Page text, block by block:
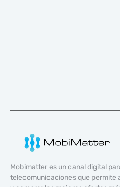
Mobimatter es un canal digital
telecomunicaciones que permite